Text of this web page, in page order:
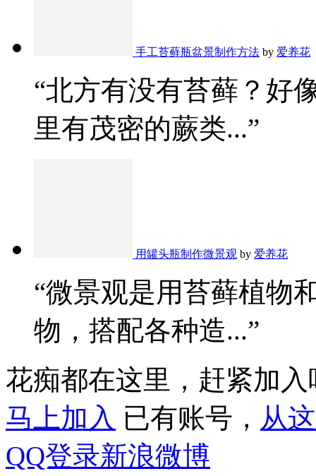
手工苔藓瓶盆景制作方法 by 爱养花
“北方有没有苔藓？好
里有茂密的蕨类...”
用罐头瓶制作微景观 by 爱养花
“微景观是用苔藓植物
物，搭配各种造...”
花痴都在这里，赶紧加入
马上加入 已有账号， 从
QQ登录新浪微博